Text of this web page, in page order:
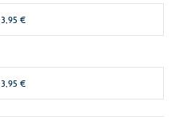
3,95 €
3,95 €